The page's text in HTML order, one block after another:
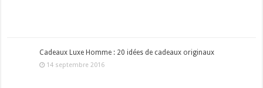
Cadeaux Luxe Homme : 20 idées de cadeaux originaux
14 septembre 2016